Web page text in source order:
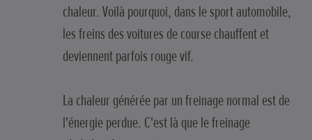
chaleur. Voilà pourquoi, dans le sport automobile,
les freins des voitures de course chauffent et
deviennent parfois rouge vif.
La chaleur générée par un freinage normal est de
l'énergie perdue. C'est là que le freinage